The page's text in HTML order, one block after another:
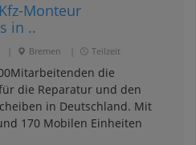
Monteur
in ..
Bremen Teilzeit
die
die Reparatur und den
in Deutschland. Mit
170 Mobilen Einheiten